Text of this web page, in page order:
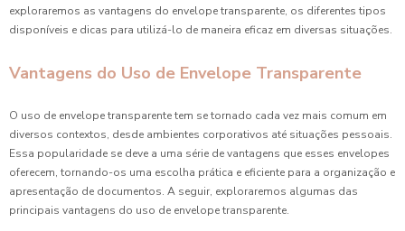
exploraremos as vantagens do envelope transparente, os diferentes tipos
disponíveis e dicas para utilizá-lo de maneira eficaz em diversas situações.
Vantagens do Uso de Envelope Transparente
O uso de envelope transparente tem se tornado cada vez mais comum em
diversos contextos, desde ambientes corporativos até situações pessoais.
Essa popularidade se deve a uma série de vantagens que esses envelopes
oferecem, tornando-os uma escolha prática e eficiente para a organização e
apresentação de documentos. A seguir, exploraremos algumas das
principais vantagens do uso de envelope transparente.